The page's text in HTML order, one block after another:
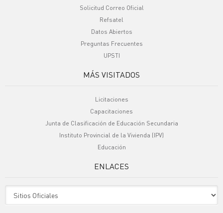
Solicitud Correo Oficial
Refsatel
Datos Abiertos
Preguntas Frecuentes
UPSTI
MÁS VISITADOS
Licitaciones
Capacitaciones
Junta de Clasificación de Educación Secundaria
Instituto Provincial de la Vivienda (IPV)
Educación
ENLACES